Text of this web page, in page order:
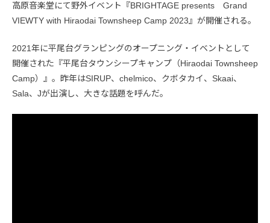
高原音楽堂にて野外イベント『BRIGHTAGE presents Grand
VIEWTY with Hiraodai Townsheep Camp 2023』が開催される。
2021年に平尾台グランピングのオープニング・イベントとして
開催された『平尾台タウンシープキャンプ（Hiraodai Townsheep
Camp）』。昨年はSIRUP、chelmico、クボタカイ、Skaai、
Sala、Jが出演し、大きな話題を呼んだ。